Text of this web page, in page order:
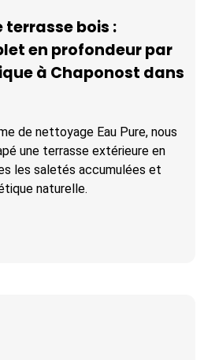
terrasse bois :
en profondeur par
à Chaponost dans
de nettoyage Eau Pure, nous
une terrasse extérieure en
les saletés accumulées et
naturelle.